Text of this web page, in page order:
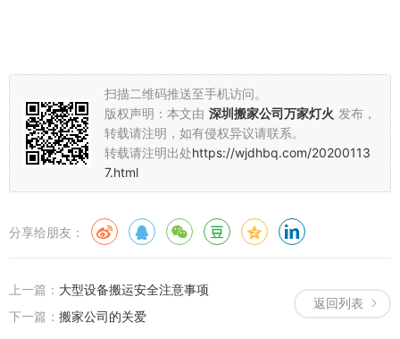
扫描二维码推送至手机访问。
版权声明：本文由 深圳搬家公司万家灯火 发布，
转载请注明，如有侵权异议请联系。
转载请注明出处https://wjdhbq.com/20200113
7.html
分享给朋友：
返回列表
上一篇： 大型设备搬运安全注意事项
下一篇： 搬家公司的关爱